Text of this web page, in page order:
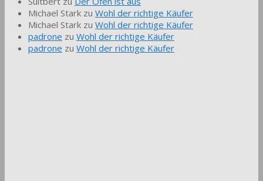
Michael Stark zu Wohl der richtige Käufer
Michael Stark zu Wohl der richtige Käufer
padrone zu Wohl der richtige Käufer
padrone zu Wohl der richtige Käufer